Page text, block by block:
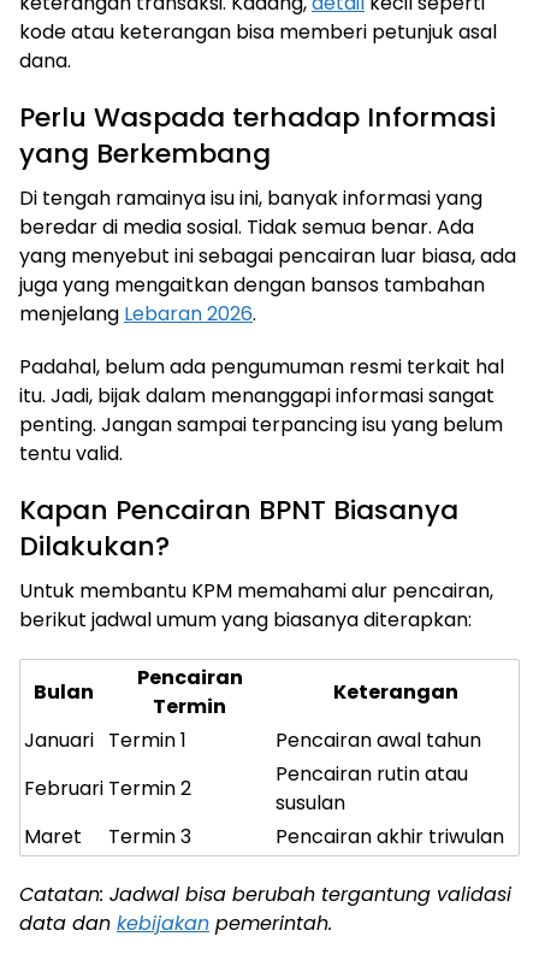
kode atau keterangan bisa memberi petunjuk asal
dana.
Perlu Waspada terhadap Informasi
yang Berkembang
Di tengah ramainya isu ini, banyak informasi yang
beredar di media sosial. Tidak semua benar. Ada
yang menyebut ini sebagai pencairan luar biasa, ada
juga yang mengaitkan dengan bansos tambahan
menjelang Lebaran 2026.
Padahal, belum ada pengumuman resmi terkait hal
itu. Jadi, bijak dalam menanggapi informasi sangat
penting. Jangan sampai terpancing isu yang belum
tentu valid.
Kapan Pencairan BPNT Biasanya
Dilakukan?
Untuk membantu KPM memahami alur pencairan,
berikut jadwal umum yang biasanya diterapkan:
Bulan
Pencairan
Termin
Keterangan
Januari Termin 1
Pencairan awal tahun
Februari Termin 2
Pencairan rutin atau
susulan
Maret
Termin 3 Pencairan akhir triwulan
Catatan: Jadwal bisa berubah tergantung validasi
data dan kebijakan pemerintah.